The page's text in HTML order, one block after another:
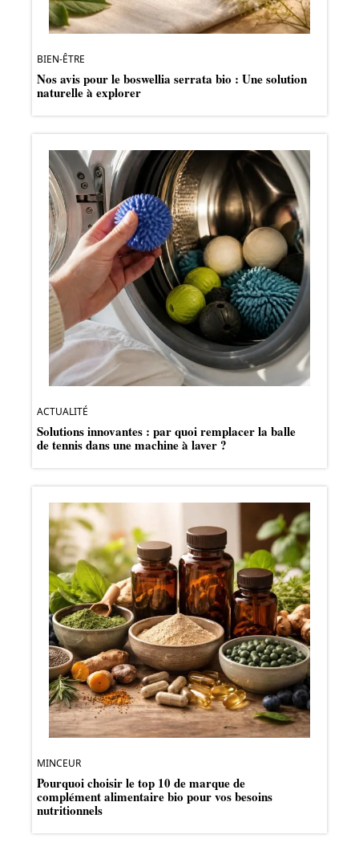
BIEN-ÊTRE
Nos avis pour le boswellia serrata bio : Une solution
naturelle à explorer
ACTUALITÉ
Solutions innovantes : par quoi remplacer la balle
de tennis dans une machine à laver ?
MINCEUR
Pourquoi choisir le top 10 de marque de
complément alimentaire bio pour vos besoins
nutritionnels